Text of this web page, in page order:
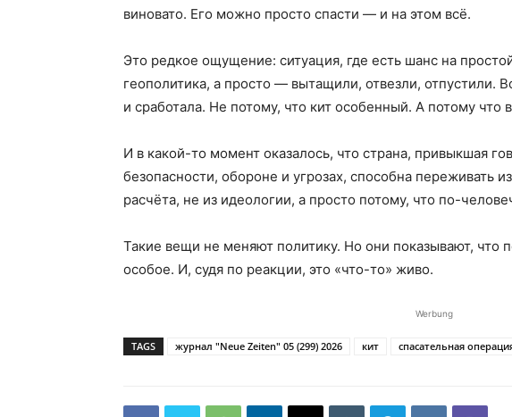
виновато. Его можно просто спасти — и на этом всё.
Это редкое ощущение: ситуация, где есть шанс на
геополитика, а просто — вытащили, отвезли, отпустили.
и сработала. Не потому, что кит особенный. А потому
И в какой-то момент оказалось, что страна, привыкшая
безопасности, обороне и угрозах, способна переживать
расчёта, не из идеологии, а просто потому, что по-
Такие вещи не меняют политику. Но они показывают, что
особое. И, судя по реакции, это «что-то» живо.
Werbung
TAGS журнал "Neue Zeiten" 05 (299) 2026 кит спасательная